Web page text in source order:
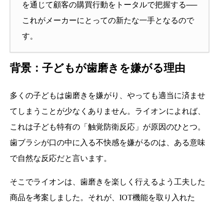
を通じて顧客の購買行動をトータルで把握する──
これがメーカーにとっての新たな一手となるので
す。
背景：子どもが歯磨きを嫌がる理由
多くの子どもは歯磨きを嫌がり、やっても適当に済ませ
てしまうことが少なくありません。ライオンによれば、
これは子ども特有の「触覚防衛反応」が原因のひとつ。
歯ブラシが口の中に入る不快感を嫌がるのは、ある意味
で自然な反応だと言います。
そこでライオンは、歯磨きを楽しく行えるよう工夫した
商品を考案しました。それが、IOT機能を取り入れた